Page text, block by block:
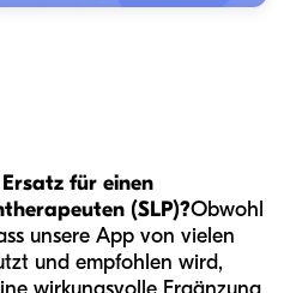
für einen
(SLP)?Obwohl
unsere App von vielen
und empfohlen wird,